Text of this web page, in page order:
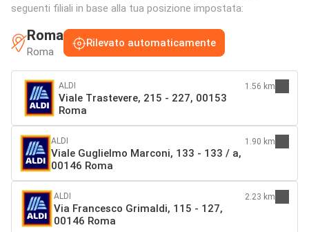
seguenti filiali in base alla tua posizione impostata:
Roma
Roma
Rilevato automaticamente
ALDI
Viale Trastevere, 215 - 227, 00153
Roma
1.56 km
ALDI
Viale Guglielmo Marconi, 133 - 133 / a,
00146 Roma
1.90 km
ALDI
Via Francesco Grimaldi, 115 - 127,
00146 Roma
2.23 km